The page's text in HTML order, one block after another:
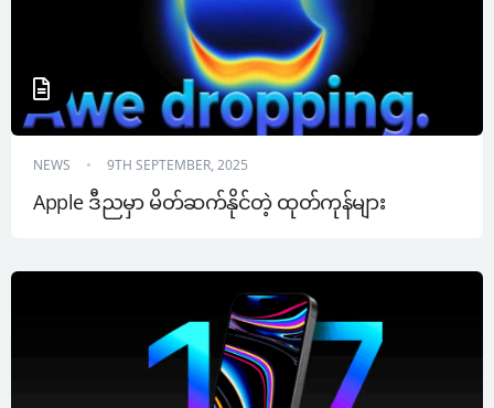
NEWS 9TH SEPTEMBER, 2025
Apple ဒီညမှာ မိတ်ဆက်နိုင်တဲ့ ထုတ်ကုန်များ